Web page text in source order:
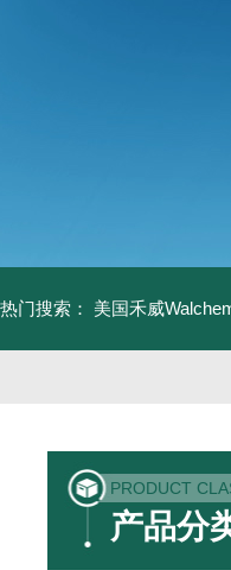
热门搜索： 美国禾威
PRODUCT
产品分